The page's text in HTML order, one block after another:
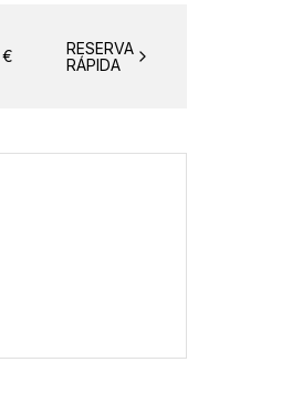
€
RESERVA
RÁPIDA